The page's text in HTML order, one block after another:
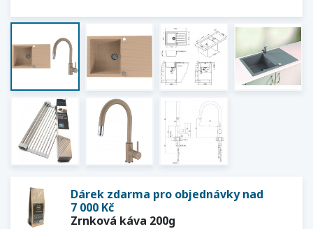
Dárek zdarma pro objednávky nad
7 000 Kč
Zrnková káva 200g